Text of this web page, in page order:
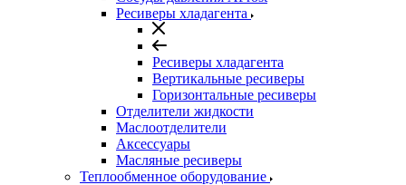
Ресиверы хладагента
Ресиверы хладагента
Вертикальные ресиверы
Горизонтальные ресиверы
Отделители жидкости
Маслоотделители
Аксессуары
Масляные ресиверы
Теплообменное оборудование